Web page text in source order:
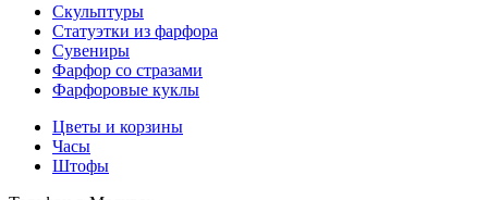
Скульптуры
Статуэтки из фарфора
Сувениры
Фарфор со стразами
Фарфоровые куклы
Цветы и корзины
Часы
Штофы